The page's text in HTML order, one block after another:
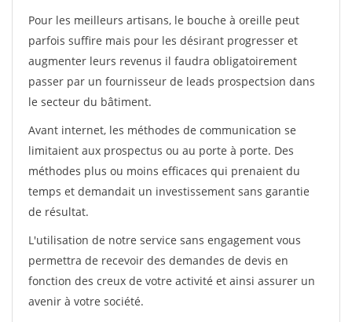
Pour les meilleurs artisans, le bouche à oreille peut
parfois suffire mais pour les désirant progresser et
augmenter leurs revenus il faudra obligatoirement
passer par un fournisseur de leads prospectsion dans
le secteur du bâtiment.
Avant internet, les méthodes de communication se
limitaient aux prospectus ou au porte à porte. Des
méthodes plus ou moins efficaces qui prenaient du
temps et demandait un investissement sans garantie
de résultat.
L'utilisation de notre service sans engagement vous
permettra de recevoir des demandes de devis en
fonction des creux de votre activité et ainsi assurer un
avenir à votre société.